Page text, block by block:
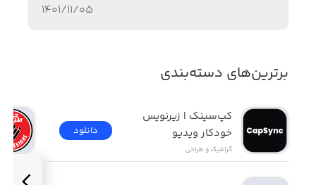
۱۴۰۱/۱۱/۰۵
برترین‌های دسته‌بندی
خودکار ویدیو
گرافیک و طراحی
دانلود